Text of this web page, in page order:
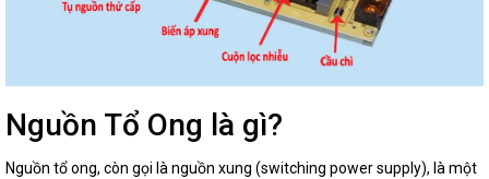
Nguồn Tổ Ong là gì?
Nguồn tổ ong, còn gọi là nguồn xung (switching power supply), là một